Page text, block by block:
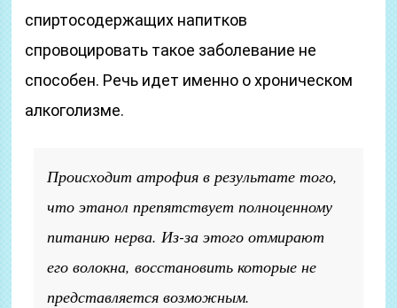
спиртосодержащих напитков
спровоцировать такое заболевание не
способен. Речь идет именно о хроническом
алкоголизме.
Происходит атрофия в результате того,
что этанол препятствует полноценному
питанию нерва. Из-за этого отмирают
его волокна, восстановить которые не
представляется возможным.